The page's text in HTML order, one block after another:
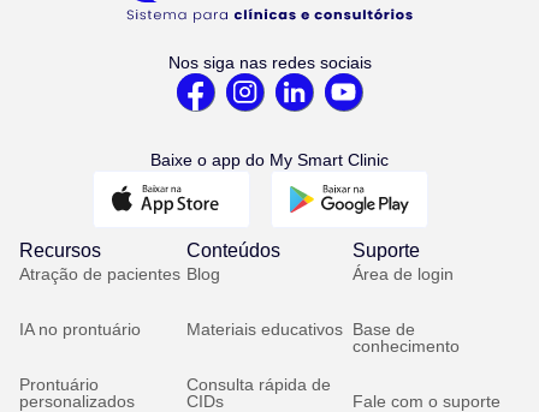
Nos siga nas redes sociais
Baixe o app do My Smart Clinic
Recursos
Atração de pacientes
IA no prontuário
Prontuário
personalizados
Conteúdos
Blog
Materiais educativos
Consulta rápida de
CIDs
Suporte
Área de login
Base de
conhecimento
Fale com o suporte